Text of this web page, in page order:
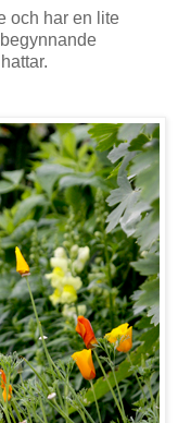
och har en lite